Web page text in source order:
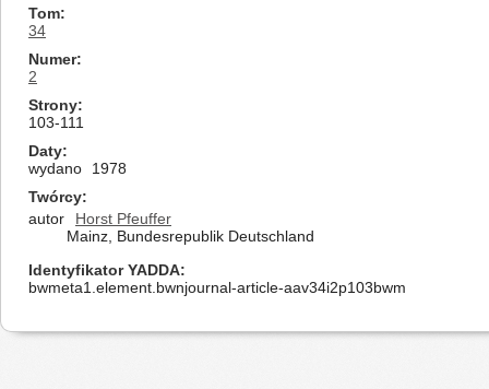
Tom
34
Numer
2
Strony
103-111
Daty
wydano
1978
Twórcy
autor
Horst Pfeuffer
Mainz, Bundesrepublik Deutschland
Identyfikator YADDA
bwmeta1.element.bwnjournal-article-aav34i2p103bwm